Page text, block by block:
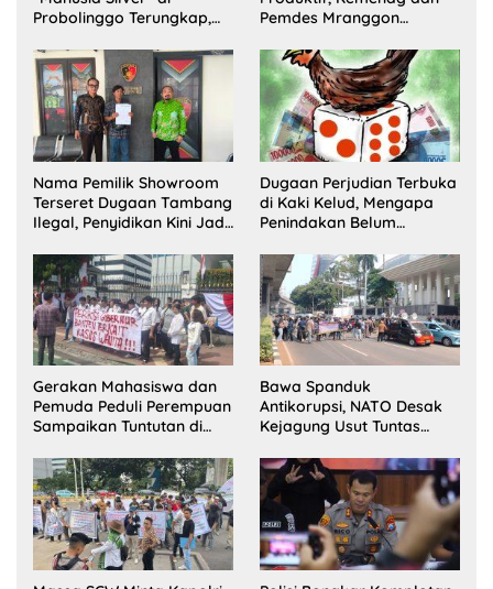
Probolinggo Terungkap,
Satu Buron
Pemdes Mranggon
Pelaksana Kampung
Zakat
Nama Pemilik Showroom
Terseret Dugaan Tambang
Ilegal, Penyidikan Kini Jadi
Dugaan Perjudian Terbuka
di Kaki Kelud, Mengapa
Penindakan Belum
Gerakan Mahasiswa dan
Pemuda Peduli Perempuan
Sampaikan Tuntutan di
Bawa Spanduk
Antikorupsi, NATO Desak
Kejagung Usut Tuntas